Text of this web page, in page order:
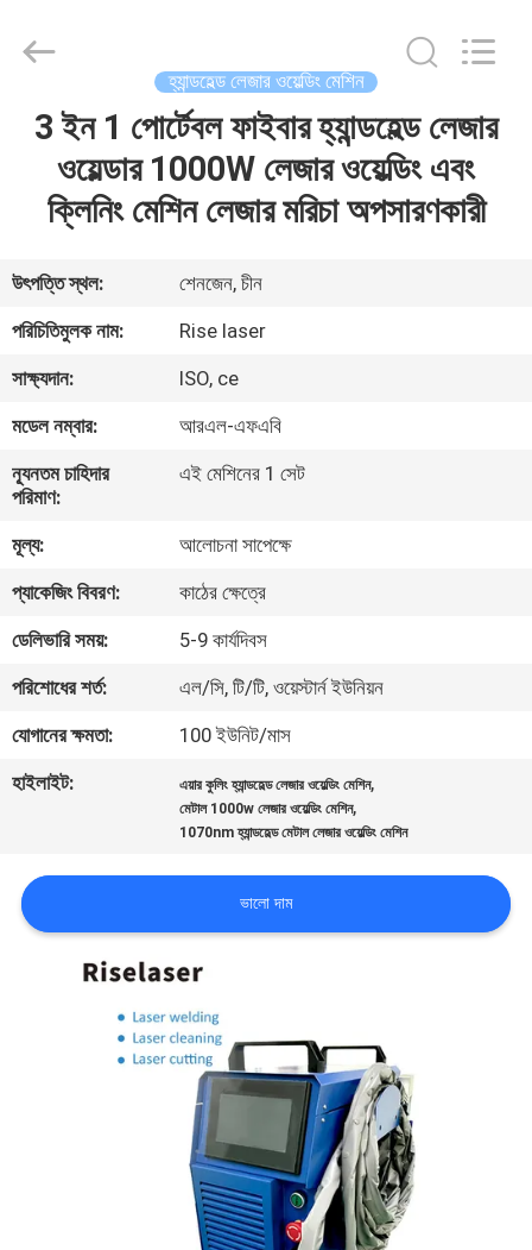
বাড়ি
ভিআর
শো
আমাদের
সম্পর্কে
ভ্রমণ
মান
নিয়ন্ত্রণ
যোগাযোগ
করুন
উদ্ধৃতির
জন্য
РУССКИЙ
Technology
Reserved.
হ্যান্ডহেল্ড লেজার ওয়েল্ডিং মেশিন
3 ইন 1 পোর্টেবল ফাইবার হ্যান্ডহেল্ড লেজার
ওয়েল্ডার 1000W লেজার ওয়েল্ডিং এবং
ক্লিনিং মেশিন লেজার মরিচা অপসারণকারী
উৎপত্তি স্থল:
শেনজেন, চীন
পরিচিতিমুলক নাম:
Rise laser
সাক্ষ্যদান:
ISO, ce
মডেল নম্বার:
আরএল-এফএবি
ন্যূনতম চাহিদার
পরিমাণ:
এই মেশিনের 1 সেট
মূল্য:
আলোচনা সাপেক্ষে
প্যাকেজিং বিবরণ:
কাঠের ক্ষেত্রে
ডেলিভারি সময়:
5-9 কার্যদিবস
পরিশোধের শর্ত:
এল/সি, টি/টি, ওয়েস্টার্ন ইউনিয়ন
যোগানের ক্ষমতা:
100 ইউনিট/মাস
হাইলাইট:
এয়ার কুলিং হ্যান্ডহেল্ড লেজার ওয়েল্ডিং মেশিন,
মেটাল 1000w লেজার ওয়েল্ডিং মেশিন,
1070nm হ্যান্ডহেল্ড মেটাল লেজার ওয়েল্ডিং মেশিন
ভালো দাম